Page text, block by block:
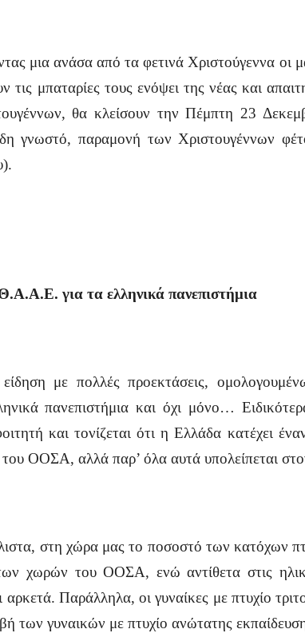
μια ανάσα από τα φετινά Χριστούγεννα
τις μπαταρίες τους ενόψει της νέας και
θα κλείσουν την Πέμπτη 23
γνωστό, παραμονή των Χριστουγέννων
για τα ελληνικά πανεπιστήμια
με πολλές προεκτάσεις,
πανεπιστήμια και όχι μόνο…
και τονίζεται ότι η Ελλάδα κατέχει
ΟΟΣΑ, αλλά παρ’ όλα αυτά υπολείπεται
στη χώρα μας το ποσοστό των κατόχων
χωρών του ΟΟΣΑ, ενώ αντίθετα στις
αρκετά. Παράλληλα, οι γυναίκες με πτυχίο
των γυναικών με πτυχίο ανώτατης